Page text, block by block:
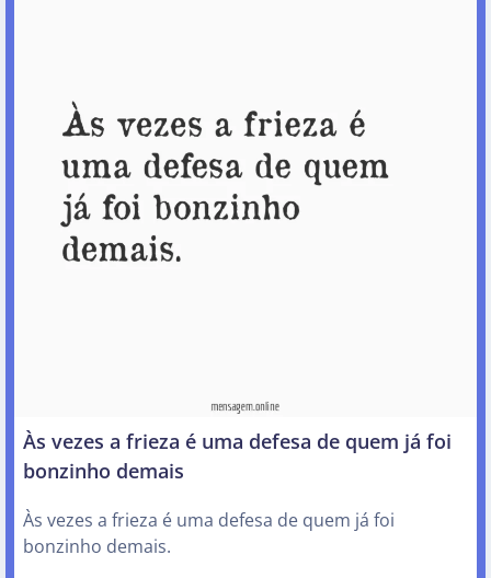
Às vezes a frieza é uma defesa de quem já foi
bonzinho demais
Às vezes a frieza é uma defesa de quem já foi
bonzinho demais.